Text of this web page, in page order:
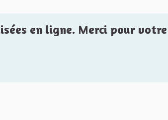
en ligne. Merci pour votre